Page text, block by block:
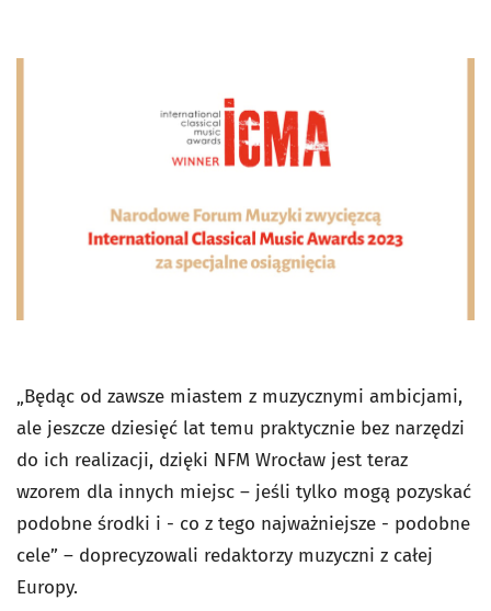
„Będąc od zawsze miastem z muzycznymi ambicjami,
ale jeszcze dziesięć lat temu praktycznie bez narzędzi
do ich realizacji, dzięki NFM Wrocław jest teraz
wzorem dla innych miejsc – jeśli tylko mogą pozyskać
podobne środki i - co z tego najważniejsze - podobne
cele” – doprecyzowali redaktorzy muzyczni z całej
Europy.